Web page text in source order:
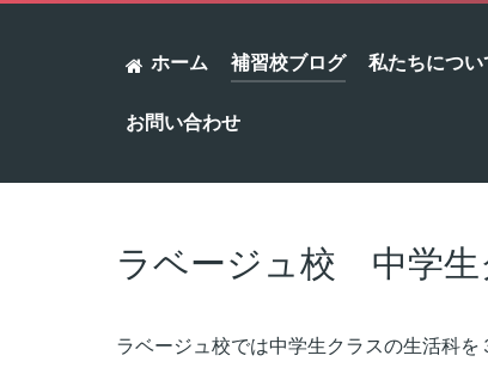
ホーム 補習校ブログ 私たちについ
お問い合わせ
ラベージュ校 中学生
ラベージュ校では中学生クラスの生活科を